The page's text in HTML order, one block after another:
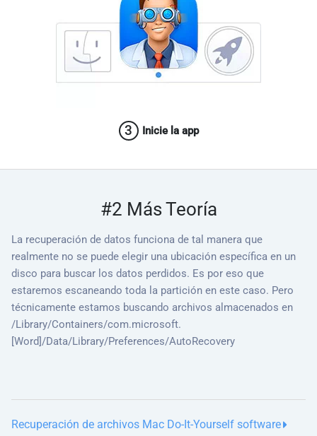
3 Inicie la app
#2 Más Teoría
La recuperación de datos funciona de tal manera que
realmente no se puede elegir una ubicación específica en un
disco para buscar los datos perdidos. Es por eso que
estaremos escaneando toda la partición en este caso. Pero
técnicamente estamos buscando archivos almacenados en
/Library/Containers/com.microsoft.
[Word]/Data/Library/Preferences/AutoRecovery
Recuperación de archivos Mac Do-It-Yourself software